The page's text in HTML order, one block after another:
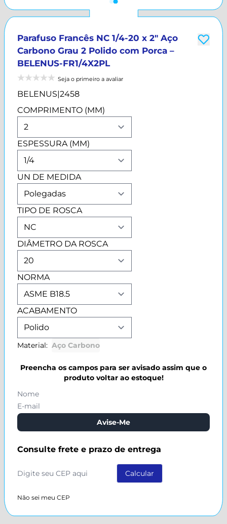
Parafuso Francês NC 1/4-20 x 2" Aço
Carbono Grau 2 Polido com Porca –
BELENUS-FR1/4X2PL
Seja o primeiro a avaliar
BELENUS|2458
COMPRIMENTO (MM)
ESPESSURA (MM)
UN DE MEDIDA
TIPO DE ROSCA
DIÂMETRO DA ROSCA
NORMA
ACABAMENTO
Material: Aço Carbono
Preencha os campos para ser avisado assim que o
produto voltar ao estoque!
Avise-Me
Consulte frete e prazo de entrega
Não sei meu CEP